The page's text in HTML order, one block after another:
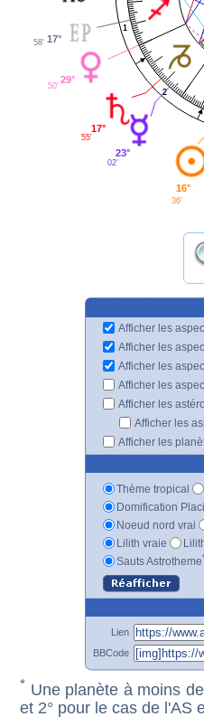
1
2
17°
58'
29°
50'
17°
55'
23°
02'
16°
36'
Afficher les
Afficher les
Afficher les
Afficher les
Afficher les
Afficher les
Afficher les
Thème tropical
Domification
Noeud nord vrai
Lilith vraie
Sauts Astrotheme
Lien
BBCode
* Une planète à moins
et 2° pour le cas de l'AS